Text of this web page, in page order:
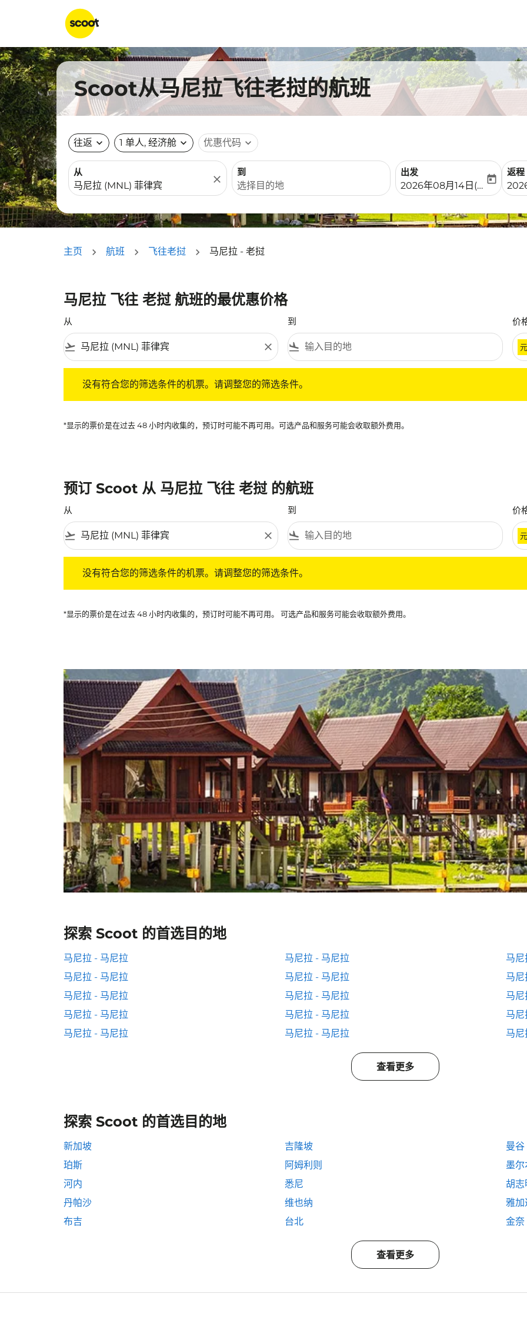
Scoot从马尼拉飞往老挝的航班
往返 expand_more 1 单人, 经济舱 expand_more 优惠代码 expand_more
从
close
到
出发
fc-booking-departure-
2026年08月14日(周五)
today
返程
fc-
主页 航班 飞往老挝 马尼拉 - 老挝
马尼拉 飞往 老挝 航班的最优惠价格
从
flight_takeoff close
到
flight_land
价
元
没有符合您的筛选条件的机票。请调整您的筛选条件。
*显示的票价是在过去 48 小时内收集的，预订时可能不再可用。可选产品和服务可能会收取额外费用。
预订 Scoot 从 马尼拉 飞往 老挝 的航班
从
flight_takeoff close
到
flight_land
价
元
没有符合您的筛选条件的机票。请调整您的筛选条件。
*显示的票价是在过去 48 小时内收集的，预订时可能不再可用。 可选产品和服务可能会收取额外费用。
探索 Scoot 的首选目的地
马尼拉 - 马尼拉 马尼拉 - 马尼拉
马
马尼拉 - 马尼拉
马尼拉 - 马尼拉
马
马尼拉 - 马尼拉
马尼拉 - 马尼拉
马
马尼拉 - 马尼拉
马尼拉 - 马尼拉
马
马尼拉 - 马尼拉
马尼拉 - 马尼拉 马
查看更多
探索 Scoot 的首选目的地
新加坡 吉隆坡
曼谷
珀斯
阿姆利则
墨尔
河内
悉尼
胡志
丹帕沙
维也纳
雅加
布吉
台北 金奈
查看更多